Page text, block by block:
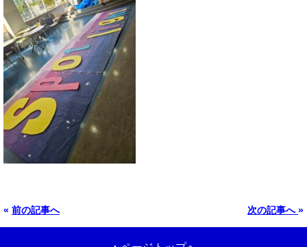
« 前の記事へ 次の記事へ »